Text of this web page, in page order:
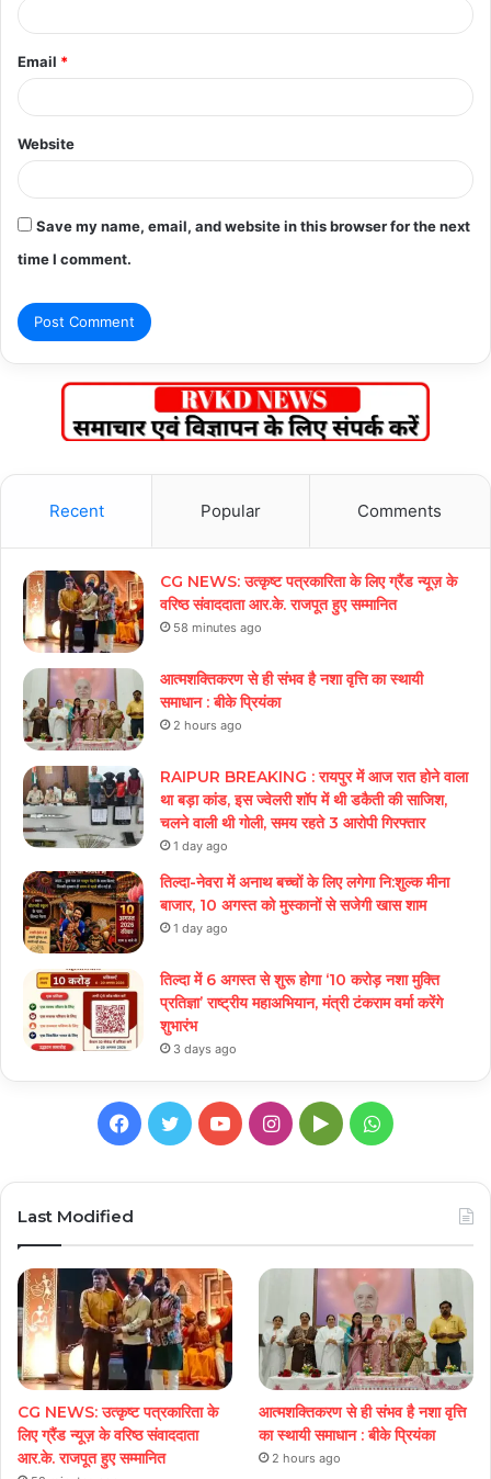
Email *
Website
Save my name, email, and website in this browser for the next
time I comment.
Recent Popular Comments
CG NEWS: उत्कृष्ट पत्रकारिता के लिए ग्रैंड न्यूज़ के
वरिष्ठ संवाददाता आर.के. राजपूत हुए सम्मानित
58 minutes ago
आत्मशक्तिकरण से ही संभव है नशा वृत्ति का स्थायी
समाधान : बीके प्रियंका
2 hours ago
RAIPUR BREAKING : रायपुर में आज रात होने वाला
था बड़ा कांड, इस ज्वेलरी शॉप में थी डकैती की साजिश,
चलने वाली थी गोली, समय रहते 3 आरोपी गिरफ्तार
1 day ago
तिल्दा-नेवरा में अनाथ बच्चों के लिए लगेगा नि:शुल्क मीना
बाजार, 10 अगस्त को मुस्कानों से सजेगी खास शाम
1 day ago
तिल्दा में 6 अगस्त से शुरू होगा ‘10 करोड़ नशा मुक्ति
प्रतिज्ञा’ राष्ट्रीय महाअभियान, मंत्री टंकराम वर्मा करेंगे
शुभारंभ
3 days ago
Facebook
TwitterYouTubeInstagram
GoogleWhatsApp
Last Modified
CG NEWS: उत्कृष्ट पत्रकारिता के
लिए ग्रैंड न्यूज़ के वरिष्ठ संवाददाता
आर.के. राजपूत हुए सम्मानित
आत्मशक्तिकरण से ही संभव है नशा वृत्ति
का स्थायी समाधान : बीके प्रियंका
2 hours ago